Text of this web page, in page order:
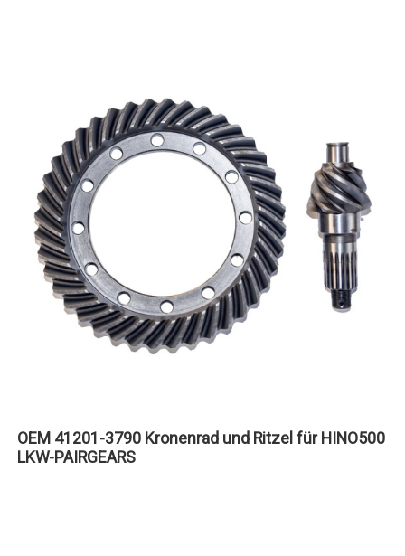
OEM 41201-3790 Kronenrad und Ritzel für HINO500
LKW-PAIRGEARS